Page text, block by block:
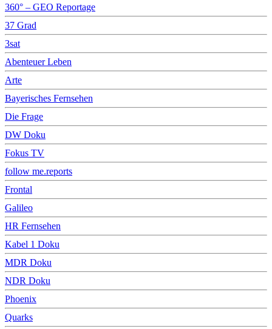
360° – GEO Reportage
37 Grad
3sat
Abenteuer Leben
Arte
Bayerisches Fernsehen
Die Frage
DW Doku
Fokus TV
follow me.reports
Frontal
Galileo
HR Fernsehen
Kabel 1 Doku
MDR Doku
NDR Doku
Phoenix
Quarks